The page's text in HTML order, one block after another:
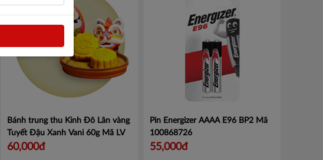
Bánh trung thu Kinh Đô Lân vàng
Tuyết Đậu Xanh Vani 60g Mã LV
60,000đ
Pin Energizer AAAA E96 BP2 Mã
100868726
55,000đ